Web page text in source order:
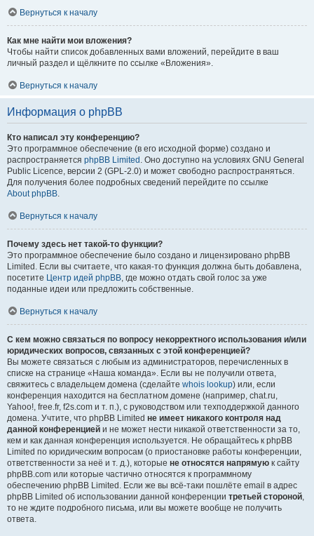
Вернуться к началу
Как мне найти мои вложения?
Чтобы найти список добавленных вами вложений, перейдите в ваш
личный раздел и щёлкните по ссылке «Вложения».
Вернуться к началу
Информация о phpBB
Кто написал эту конференцию?
Это программное обеспечение (в его исходной форме) создано и
распространяется phpBB Limited . Оно доступно на условиях GNU General
Public Licence, версии 2 (GPL-2.0) и может свободно распространяться.
Для получения более подробных сведений перейдите по ссылке
About phpBB.
Вернуться к началу
Почему здесь нет такой-то функции?
Это программное обеспечение было создано и лицензировано phpBB
Limited. Если вы считаете, что какая-то функция должна быть добавлена,
посетите Центр идей phpBB, где можно отдать свой голос за уже
поданные идеи или предложить собственные.
Вернуться к началу
С кем можно связаться по вопросу некорректного использования и/или
юридических вопросов, связанных с этой конференцией?
Вы можете связаться с любым из администраторов, перечисленных в
списке на странице «Наша команда». Если вы не получили ответа,
свяжитесь с владельцем домена (сделайте whois lookup) или, если
конференция находится на бесплатном домене (например, chat.ru,
Yahoo!, free.fr, f2s.com и т. п.), с руководством или техподдержкой данного
домена. Учтите, что phpBB Limited не имеет никакого контроля над
данной конференцией и не может нести никакой ответственности за то,
кем и как данная конференция используется. Не обращайтесь к phpBB
Limited по юридическим вопросам (о приостановке работы конференции,
ответственности за неё и т. д.), которые не относятся напрямую к сайту
phpBB.com или которые частично относятся к программному
обеспечению phpBB Limited. Если же вы всё-таки пошлёте email в адрес
phpBB Limited об использовании данной конференции третьей стороной,
то не ждите подробного письма, или вы можете вообще не получить
ответа.